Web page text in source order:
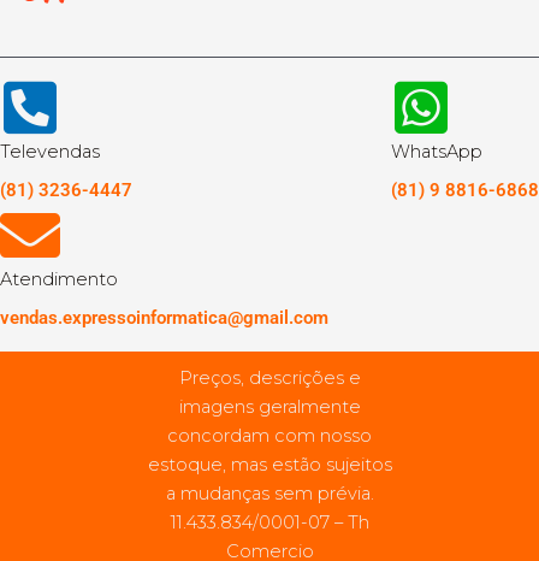
Televendas
(81) 3236-4447
WhatsApp
(81) 9 8816-6868
Atendimento
vendas.expressoinformatica@gmail.com
Preços, descrições e
imagens geralmente
concordam com nosso
estoque, mas estão sujeitos
a mudanças sem prévia.
11.433.834/0001-07 – Th
Comercio